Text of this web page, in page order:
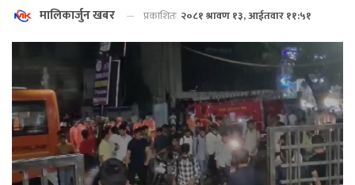
मालिकार्जुन खबर प्रकाशितः २०८१ श्रावण १३, आईतवार ११:५१